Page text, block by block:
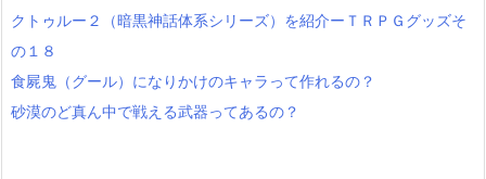
クトゥルー２（暗黒神話体系シリーズ）を紹介ーＴＲＰＧグッズそ
の１８
食屍鬼（グール）になりかけのキャラって作れるの？
砂漠のど真ん中で戦える武器ってあるの？